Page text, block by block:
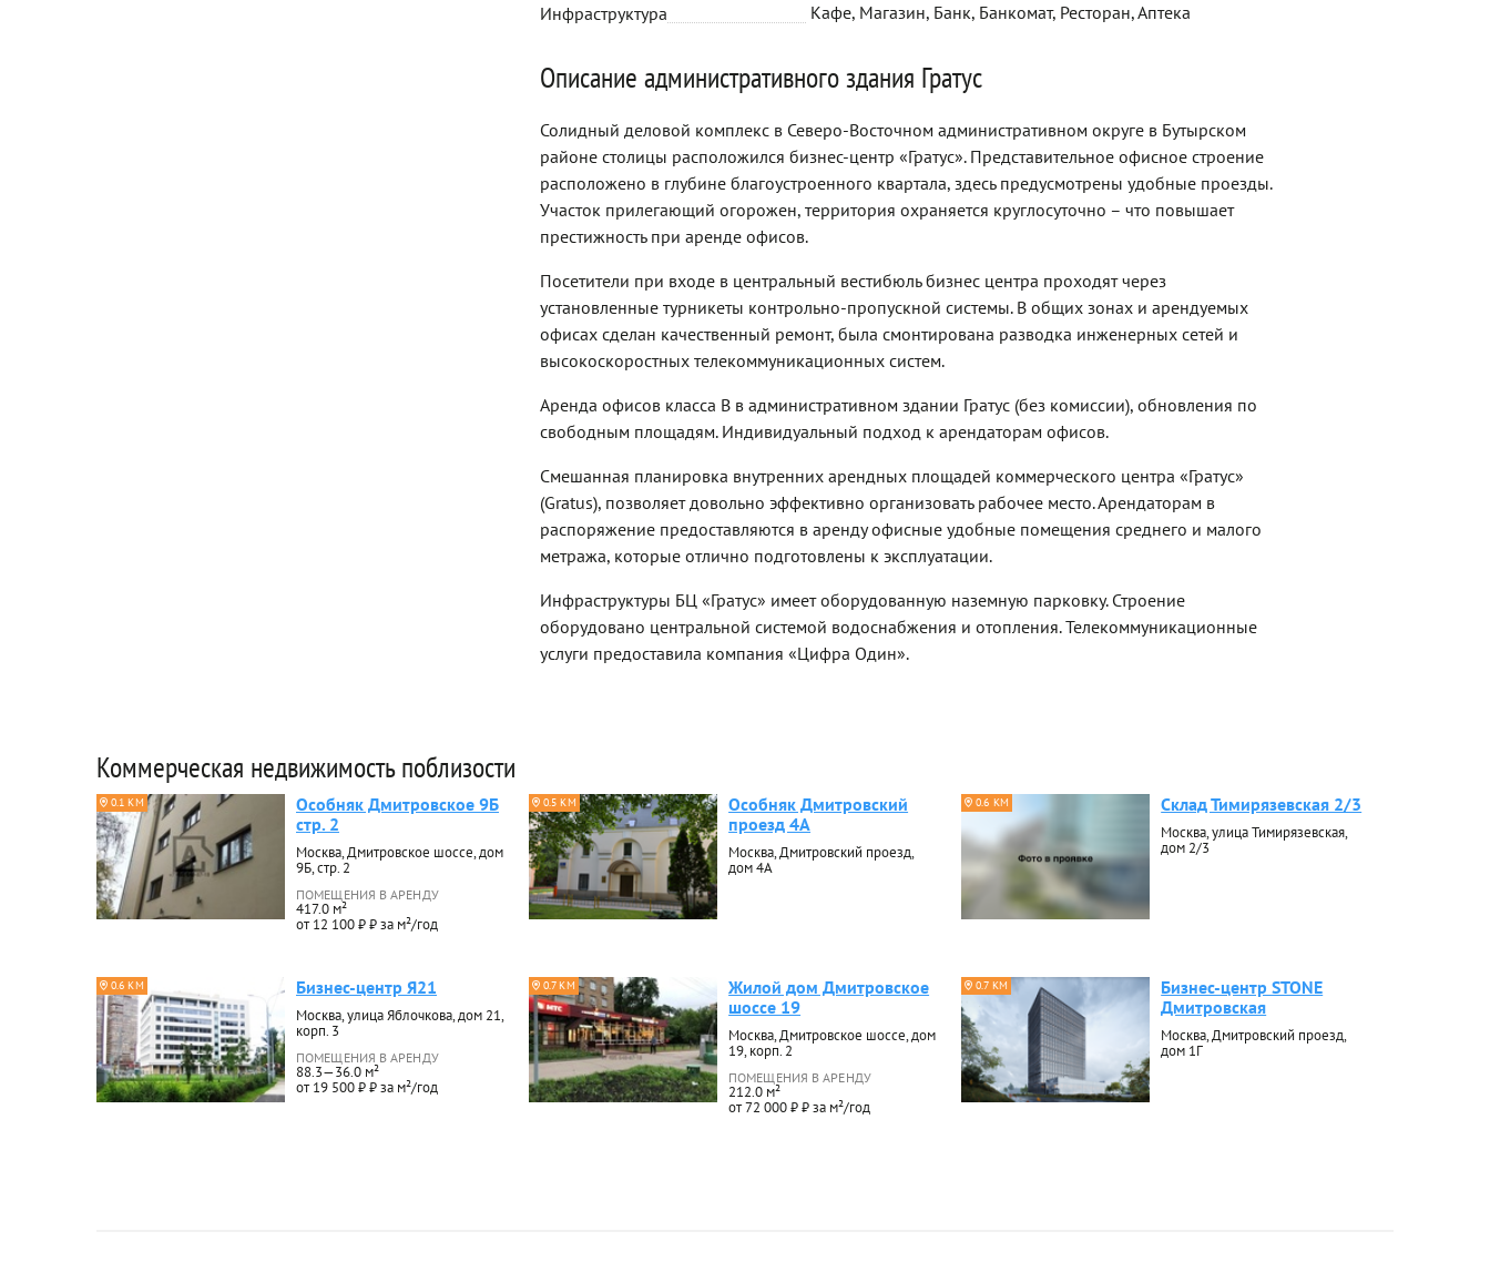
Инфраструктура
Кафе, Магазин, Банк, Банкомат, Ресторан, Аптека
Описание административного здания Гратус
Солидный деловой комплекс в Северо-Восточном административном округе в Бутырском
районе столицы расположился бизнес-центр «Гратус». Представительное офисное строение
расположено в глубине благоустроенного квартала, здесь предусмотрены удобные проезды.
Участок прилегающий огорожен, территория охраняется круглосуточно – что повышает
престижность при аренде офисов.
Посетители при входе в центральный вестибюль бизнес центра проходят через
установленные турникеты контрольно-пропускной системы. В общих зонах и арендуемых
офисах сделан качественный ремонт, была смонтирована разводка инженерных сетей и
высокоскоростных телекоммуникационных систем.
Аренда офисов класса B в административном здании Гратус (без комиссии), обновления по
свободным площадям. Индивидуальный подход к арендаторам офисов.
Смешанная планировка внутренних арендных площадей коммерческого центра «Гратус»
(Gratus), позволяет довольно эффективно организовать рабочее место. Арендаторам в
распоряжение предоставляются в аренду офисные удобные помещения среднего и малого
метража, которые отлично подготовлены к эксплуатации.
Инфраструктуры БЦ «Гратус» имеет оборудованную наземную парковку. Строение
оборудовано центральной системой водоснабжения и отопления. Телекоммуникационные
услуги предоставила компания «Цифра Один».
Коммерческая недвижимость поблизости
0.1 КМ
Особняк Дмитровское 9Б
стр. 2
Москва, Дмитровское шоссе, дом
9Б, стр. 2
ПОМЕЩЕНИЯ В АРЕНДУ
417.0 м²
от 12 100 ₽ ₽ за м²/год
0.5 КМ
Особняк Дмитровский
проезд 4А
Москва, Дмитровский проезд,
дом 4А
0.6 КМ Склад Тимирязевская 2/3
Москва, улица Тимирязевская,
дом 2/3
0.6 КМ Бизнес-центр Я21
Москва, улица Яблочкова, дом 21,
корп. 3
ПОМЕЩЕНИЯ В АРЕНДУ
88.3—36.0 м²
от 19 500 ₽ ₽ за м²/год
0.7 КМ
Жилой дом Дмитровское
шоссе 19
Москва, Дмитровское шоссе, дом
19, корп. 2
ПОМЕЩЕНИЯ В АРЕНДУ
212.0 м²
от 72 000 ₽ ₽ за м²/год
0.7 КМ
Бизнес-центр STONE
Дмитровская
Москва, Дмитровский проезд,
дом 1Г